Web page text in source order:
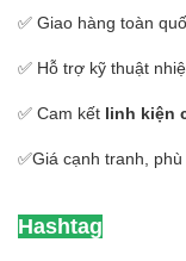
✅ Giao hàng toàn
✅ Hỗ trợ kỹ thuật
✅ Cam kết linh kiện
✅Giá cạnh tranh,
Hashtag